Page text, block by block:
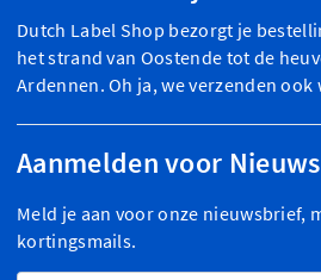
Dutch Label Shop bezorgt je
het strand van Oostende tot de
Ardennen. Oh ja, we verzenden
Aanmelden voor
Meld je aan voor onze nieuwsbrief,
kortingsmails.